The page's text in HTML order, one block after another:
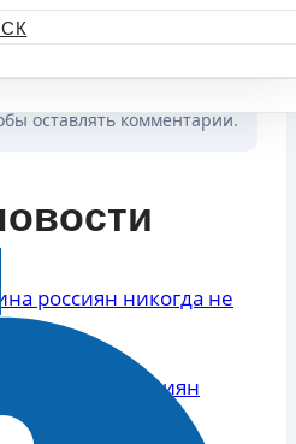
Будьте первым!
оставлять комментарии.
россиян никогда не
сколько россиян